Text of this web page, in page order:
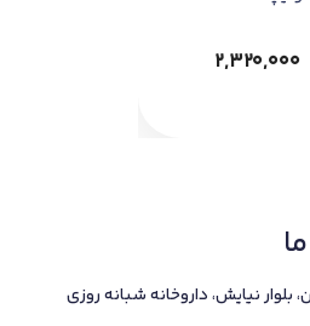
2,320,000
بلوار نیایش، داروخانه شبانه روزی